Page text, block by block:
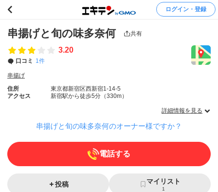
ログイン・登録
串揚げと旬の味多奈何 共有
3.20
口コミ 1件
串揚げ
住所
東京都新宿区西新宿1-14-5
アクセス
新宿駅から徒歩5分（330m）
詳細情報を見る
串揚げと旬の味多奈何のオーナー様ですか？
電話する
投稿 マイリスト
1